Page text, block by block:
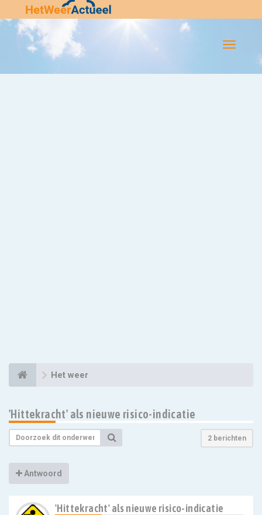
Flip-
Het weer
'Hittekracht' als nieuwe risico-indicatie
2 berichten
Antwoord
'Hittekracht' als nieuwe risico-indicatie